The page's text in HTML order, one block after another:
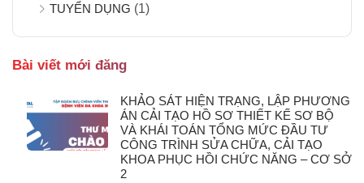
TUYỂN DỤNG (1)
Bài viết mới đăng
KHẢO SÁT HIỆN TRẠNG, LẬP PHƯƠNG
ÁN CẢI TẠO HỒ SƠ THIẾT KẾ SƠ BỘ
VÀ KHÁI TOÁN TỔNG MỨC ĐẦU TƯ
CÔNG TRÌNH SỬA CHỮA, CẢI TẠO
KHOA PHỤC HỒI CHỨC NĂNG – CƠ SỞ
2